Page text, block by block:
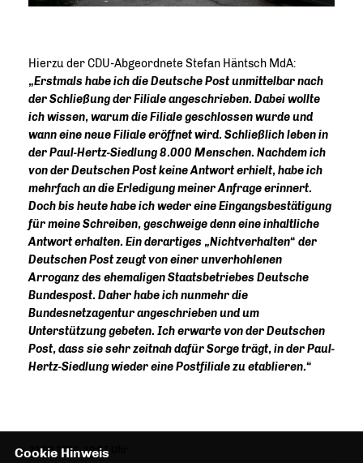
Hierzu der CDU-Abgeordnete Stefan Häntsch MdA:
Erstmals habe ich die Deutsche Post unmittelbar nach
der Schließung der Filiale angeschrieben. Dabei wollte
ich wissen, warum die Filiale geschlossen wurde und
wann eine neue Filiale eröffnet wird. Schließlich leben in
der Paul-Hertz-Siedlung 8.000 Menschen. Nachdem ich
von der Deutschen Post keine Antwort erhielt, habe ich
mehrfach an die Erledigung meiner Anfrage erinnert.
Doch bis heute habe ich weder eine Eingangsbestätigung
für meine Schreiben, geschweige denn eine inhaltliche
Antwort erhalten. Ein derartiges „Nichtverhalten“ der
Deutschen Post zeugt von einer unverhohlenen
Arroganz des ehemaligen Staatsbetriebes Deutsche
Bundespost. Daher habe ich nunmehr die
Bundesnetzagentur angeschrieben und um
Unterstützung gebeten. Ich erwarte von der Deutschen
Post, dass sie sehr zeitnah dafür Sorge trägt, in der Paul-
Hertz-Siedlung wieder eine Postfiliale zu etablieren.“
23.09.2024, 10:57 Uhr
Cookie Hinweis